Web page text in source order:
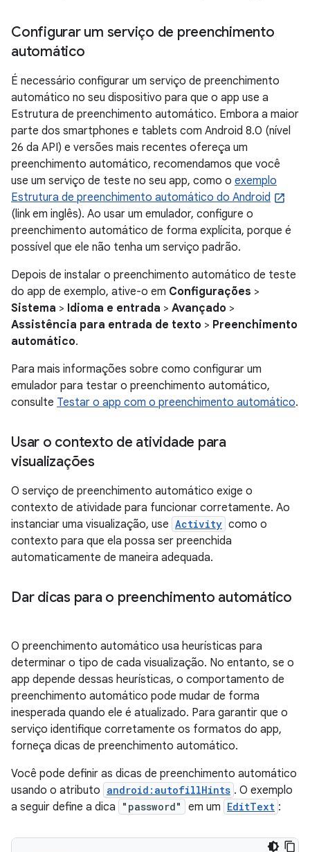
Configurar um serviço de preenchimento
automático
É necessário configurar um serviço de preenchimento
automático no seu dispositivo para que o app use a
Estrutura de preenchimento automático. Embora a maior
parte dos smartphones e tablets com Android 8.0 (nível
26 da API) e versões mais recentes ofereça um
preenchimento automático, recomendamos que você
use um serviço de teste no seu app, como o exemplo
Estrutura de preenchimento automático do Android
(link em inglês). Ao usar um emulador, configure o
preenchimento automático de forma explícita, porque é
possível que ele não tenha um serviço padrão.
Depois de instalar o preenchimento automático de teste
do app de exemplo, ative-o em Configurações >
Sistema > Idioma e entrada > Avançado >
Assistência para entrada de texto > Preenchimento
automático.
Para mais informações sobre como configurar um
emulador para testar o preenchimento automático,
consulte Testar o app com o preenchimento automático.
Usar o contexto de atividade para
visualizações
O serviço de preenchimento automático exige o
contexto de atividade para funcionar corretamente. Ao
instanciar uma visualização, use Activity como o
contexto para que ela possa ser preenchida
automaticamente de maneira adequada.
Dar dicas para o preenchimento automático
O preenchimento automático usa heurísticas para
determinar o tipo de cada visualização. No entanto, se o
app depende dessas heurísticas, o comportamento de
preenchimento automático pode mudar de forma
inesperada quando ele é atualizado. Para garantir que o
serviço identifique corretamente os formatos do app,
forneça dicas de preenchimento automático.
Você pode definir as dicas de preenchimento automático
usando o atributo android:autofillHints . O exemplo
a seguir define a dica
"password" em um EditText :